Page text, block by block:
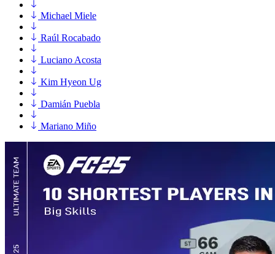
Michael Miele
Raúl Rocabado
Luciano Acosta
Kim Hyeon Ug
Damián Puebla
Mariano Miño